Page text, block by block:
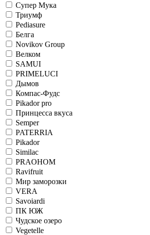
Супер Мука
Триумф
Pediasure
Белга
Novikov Group
Велком
SAMUI
PRIMELUCI
Дымов
Компас-Фудс
Pikador pro
Принцесса вкуса
Semper
PATERRIA
Pikador
Similac
PRAOHOM
Ravifruit
Мир заморозки
VERA
Savoiardi
ПК ЮЖ
Чудское озеро
Vegetelle